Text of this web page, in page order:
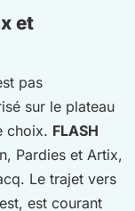
et
pas
sur le plateau
choix. FLASH
Pardies et Artix,
Le trajet vers
est courant